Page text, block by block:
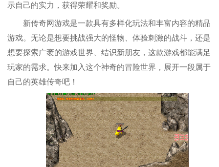
示自己的实力，获得荣耀和奖励。
新传奇网游戏是一款具有多样化玩法和丰富内容的精品
游戏。无论是想要挑战强大的怪物、体验刺激的战斗，还是
想要探索广袤的游戏世界、结识新朋友，这款游戏都能满足
玩家的需求。快来加入这个神奇的冒险世界，展开一段属于
自己的英雄传奇吧！